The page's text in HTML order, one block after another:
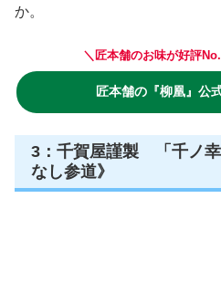
か。
＼匠本舗のお味が好評
匠本舗の『柳凰』公
3：千賀屋謹製 「千ノ
なし参道》